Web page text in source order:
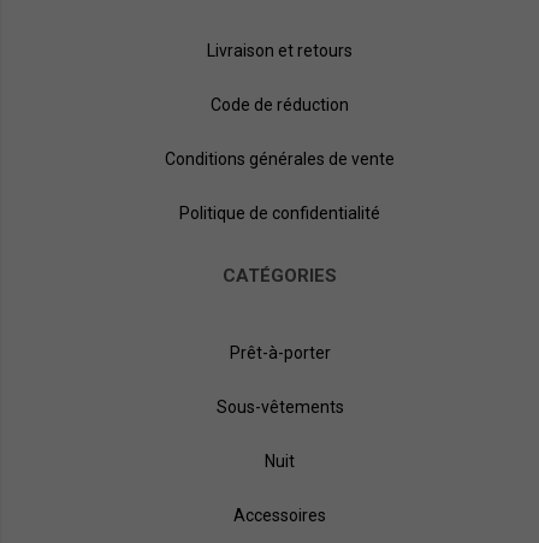
Livraison et retours
Code de réduction
Conditions générales de vente
Politique de confidentialité
CATÉGORIES
Prêt-à-porter
Sous-vêtements
Nuit
Accessoires